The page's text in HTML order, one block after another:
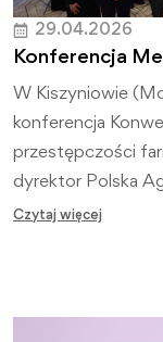
29.04.2026
Konferencja
W Kiszyniowie
konferencja
przestępczości
dyrektor Polska
Czytaj więcej